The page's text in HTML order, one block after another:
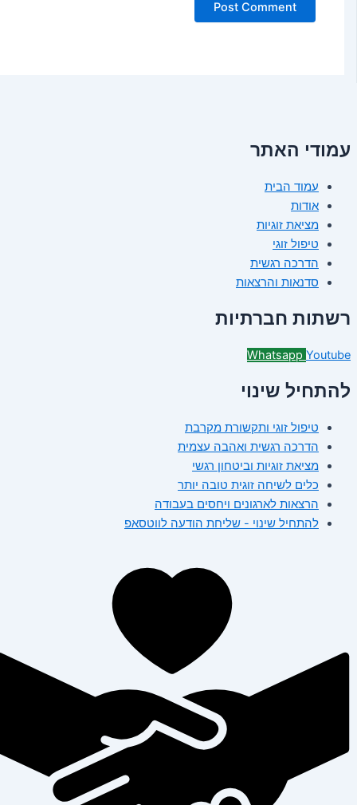
עמודי האתר
עמוד הבית
אודות
מציאת זוגיות
טיפול זוגי
הדרכה רגשית
סדנאות והרצאות
רשתות חברתיות
Whatsapp Youtube
להתחיל שינוי
טיפול זוגי ותקשורת מקרבת
הדרכה רגשית ואהבה עצמית
מציאת זוגיות וביטחון רגשי
כלים לשיחה זוגית טובה יותר
הרצאות לארגונים ויחסים בעבודה
להתחיל שינוי - שליחת הודעה לווטסאפ